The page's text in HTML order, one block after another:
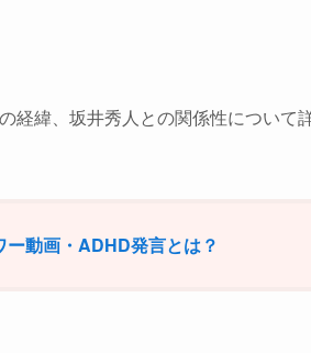
経緯、坂井秀人との関係性について
動画・ADHD発言とは？